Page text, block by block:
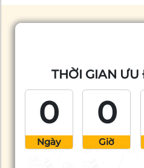
THỜI GIAN
0
Ngày
0
Giờ